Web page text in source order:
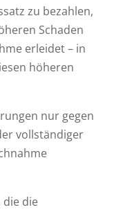
zu bezahlen,
Schaden
erleidet – in
höheren
nur gegen
vollständiger
die die